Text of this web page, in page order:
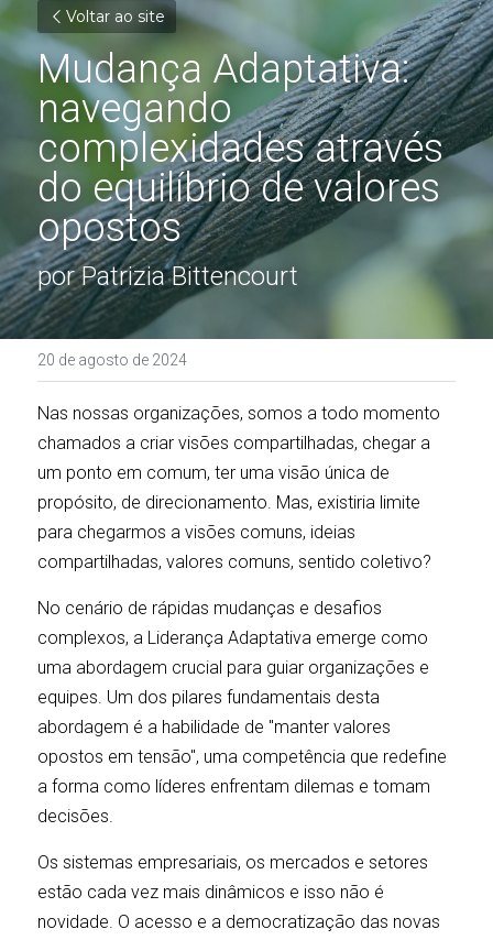
Voltar ao site
Mudança Adaptativa:
navegando
complexidades através
do equilíbrio de valores
opostos
por Patrizia Bittencourt
20 de agosto de 2024
Nas nossas organizações, somos a todo momento
chamados a criar visões compartilhadas, chegar a
um ponto em comum, ter uma visão única de
propósito, de direcionamento. Mas, existiria limite
para chegarmos a visões comuns, ideias
compartilhadas, valores comuns, sentido coletivo?
No cenário de rápidas mudanças e desafios
complexos, a Liderança Adaptativa emerge como
uma abordagem crucial para guiar organizações e
equipes. Um dos pilares fundamentais desta
abordagem é a habilidade de "manter valores
opostos em tensão", uma competência que redefine
a forma como líderes enfrentam dilemas e tomam
decisões.
Os sistemas empresariais, os mercados e setores
estão cada vez mais dinâmicos e isso não é
novidade. O acesso e a democratização das novas